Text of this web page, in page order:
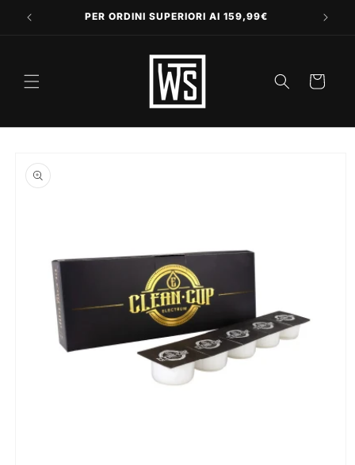
direttamentePER ORDINI SUPERIORI AI 159,99€
Carrello
informazioni
sul prodotto